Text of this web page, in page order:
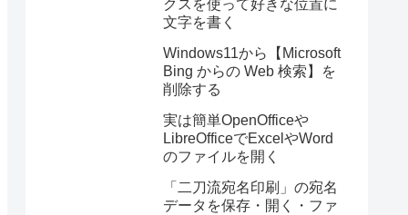
クスを使って好きな位置に
文字を書く
Windows11から【Microsoft
Bing からの Web 検索】を
削除する
実は簡単OpenOfficeや
LibreOfficeでExcelやWord
のファイルを開く
「二刀流宛名印刷」の宛名
データを保存・開く・ファ